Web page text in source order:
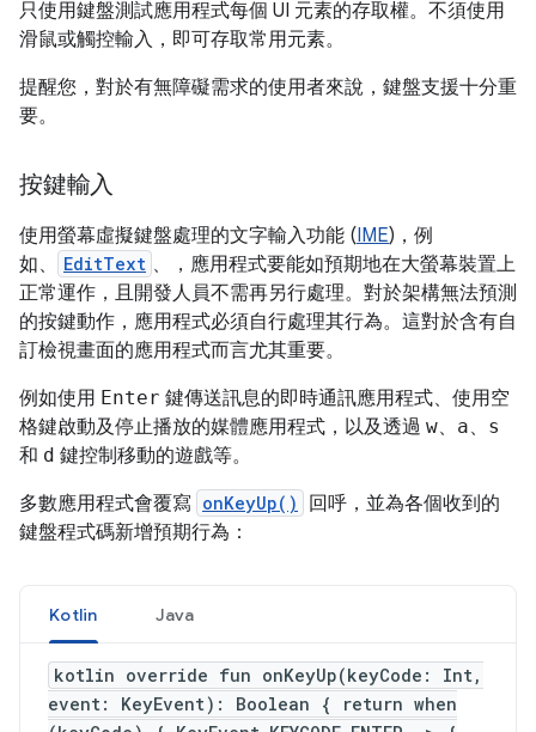
只使用鍵盤測試應用程式每個 UI 元素的存取權。不須使用
滑鼠或觸控輸入，即可存取常用元素。
提醒您，對於有無障礙需求的使用者來說，鍵盤支援十分重
要。
按鍵輸入
使用螢幕虛擬鍵盤處理的文字輸入功能 (IME)，例
如、
EditText 、，應用程式要能如預期地在大螢幕裝置上
正常運作，且開發人員不需再另行處理。對於架構無法預測
的按鍵動作，應用程式必須自行處理其行為。這對於含有自
訂檢視畫面的應用程式而言尤其重要。
例如使用 Enter 鍵傳送訊息的即時通訊應用程式、使用空
格鍵啟動及停止播放的媒體應用程式，以及透過 w、 a、 s
和 d 鍵控制移動的遊戲等。
多數應用程式會覆寫 onKeyUp()
回呼，並為各個收到的
鍵盤程式碼新增預期行為：
Kotlin Java
kotlin override fun onKeyUp(keyCode: Int,
event: KeyEvent): Boolean { return when